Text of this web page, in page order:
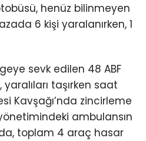
henüz bilinmeyen
6 kişi yaralanırken, 1
sevk edilen 48 ABF
taşırken saat
Kavşağı’nda zincirleme
yönetimindeki ambulansın
toplam 4 araç hasar